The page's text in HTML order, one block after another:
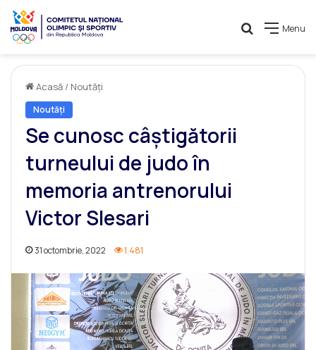
Menu
Caută
Acasă / Noutăți
Noutăți
Se cunosc câștigătorii
turneului de judo în
memoria antrenorului
Victor Slesari
31 octombrie, 2022 1.481